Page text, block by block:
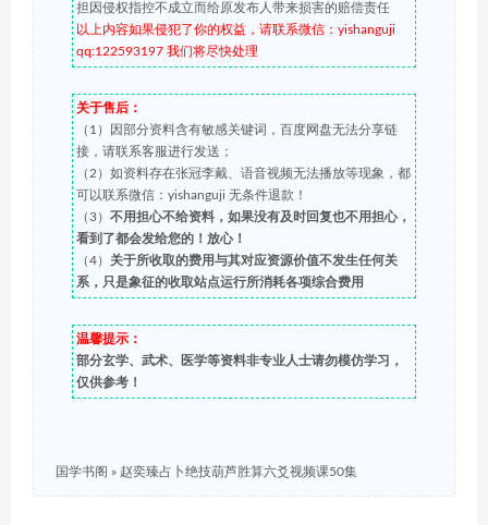
担因侵权指控不成立而给原发布人带来损害的赔偿责任
以上内容如果侵犯了你的权益，请联系微信：yishanguji
qq:122593197 我们将尽快处理
关于售后：
（1）因部分资料含有敏感关键词，百度网盘无法分享链
接，请联系客服进行发送；
（2）如资料存在张冠李戴、语音视频无法播放等现象，都
可以联系微信：yishanguji 无条件退款！
（3） 不用担心不给资料，如果没有及时回复也不用担心，
看到了都会发给您的！放心！
（4） 关于所收取的费用与其对应资源价值不发生任何关
系，只是象征的收取站点运行所消耗各项综合费用
温馨提示：
部分玄学、武术、医学等资料非专业人士请勿模仿学习，
仅供参考！
国学书阁 » 赵奕臻占卜绝技葫芦胜算六爻视频课50集